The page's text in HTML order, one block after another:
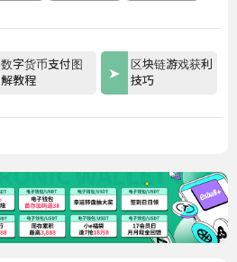
数字货币支付图
解教程
区块链游戏获利
技巧